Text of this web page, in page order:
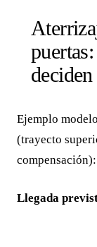
deciden
Ejemplo
(trayecto
compensación):
Llegada